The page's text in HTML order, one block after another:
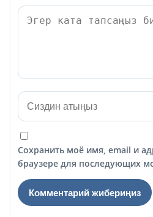
Сохранить моё имя, email и
браузере для последующих